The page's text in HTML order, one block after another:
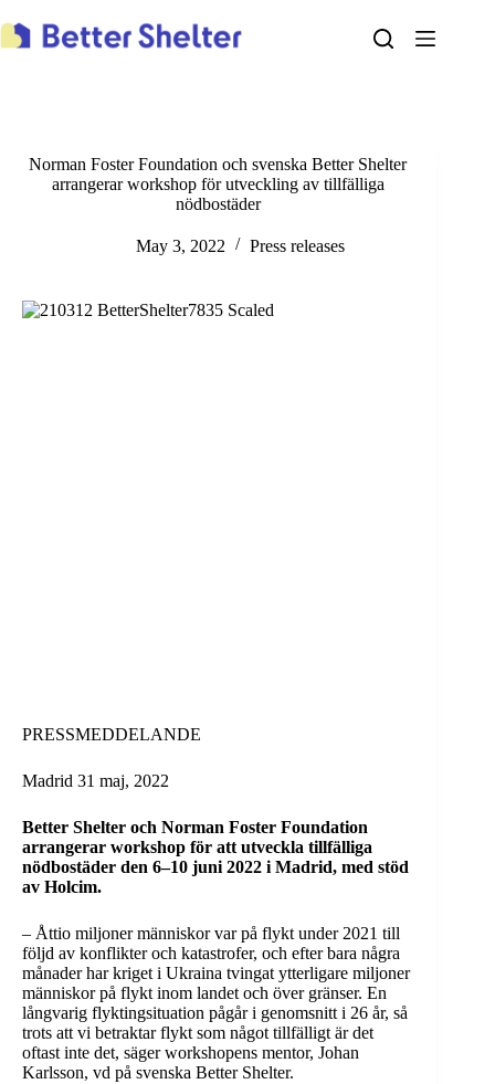
to
content
Norman Foster Foundation och svenska Better Shelter
arrangerar workshop för utveckling av tillfälliga
nödbostäder
May 3, 2022 Press releases
PRESSMEDDELANDE
Madrid 31 maj, 2022
Better Shelter och Norman Foster Foundation
arrangerar workshop för att utveckla tillfälliga
nödbostäder den 6–10 juni 2022 i Madrid, med stöd
av Holcim.
– Åttio miljoner människor var på flykt under 2021 till
följd av konflikter och katastrofer, och efter bara några
månader har kriget i Ukraina tvingat ytterligare miljoner
människor på flykt inom landet och över gränser. En
långvarig flyktingsituation pågår i genomsnitt i 26 år, så
trots att vi betraktar flykt som något tillfälligt är det
oftast inte det, säger workshopens mentor, Johan
Karlsson, vd på svenska Better Shelter.